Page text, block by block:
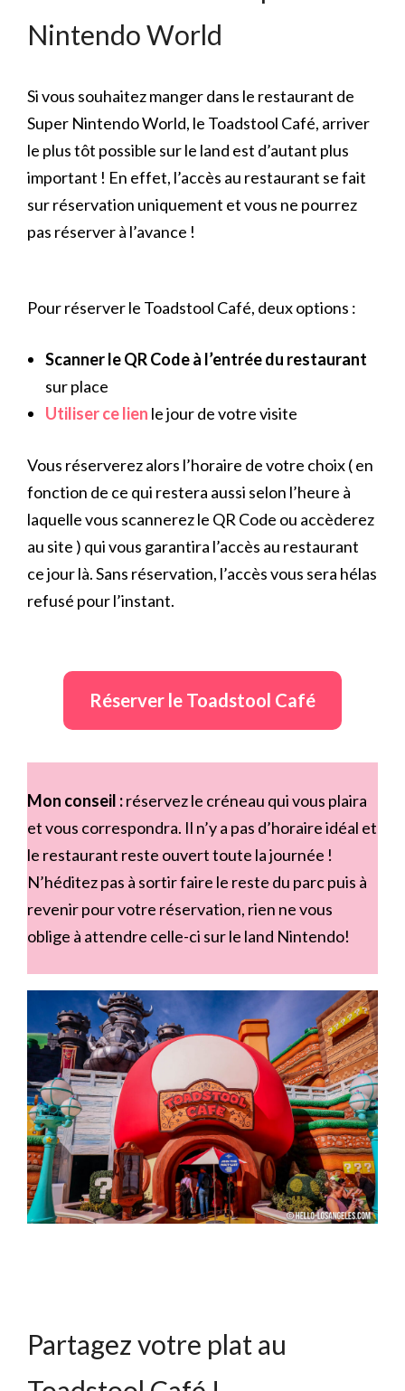
Nintendo World
Si vous souhaitez manger dans le restaurant de
Super Nintendo World, le Toadstool Café, arriver
le plus tôt possible sur le land est d’autant plus
important ! En effet, l’accès au restaurant se fait
sur réservation uniquement et vous ne pourrez
pas réserver à l’avance !
Pour réserver le Toadstool Café, deux options :
Scanner le QR Code à l’entrée du restaurant
sur place
Utiliser ce lien le jour de votre visite
Vous réserverez alors l’horaire de votre choix ( en
fonction de ce qui restera aussi selon l’heure à
laquelle vous scannerez le QR Code ou accèderez
au site ) qui vous garantira l’accès au restaurant
ce jour là. Sans réservation, l’accès vous sera hélas
refusé pour l’instant.
Réserver le Toadstool Café
Mon conseil :réservez le créneau qui vous plaira
et vous correspondra. Il n’y a pas d’horaire idéal et
le restaurant reste ouvert toute la journée !
N’héditez pas à sortir faire le reste du parc puis à
revenir pour votre réservation, rien ne vous
oblige à attendre celle-ci sur le land Nintendo!
Partagez votre plat au